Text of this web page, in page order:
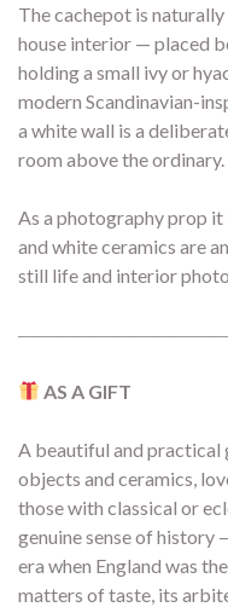
The cachepot is
house interior — placed
holding a small ivy or
modern Scandinavian-
a white wall is a
room above the ordinary.
As a photography prop
and white ceramics are
still life and interior
AS A GIFT
A beautiful and
objects and ceramics,
those with classical or
genuine sense of history
era when England was
matters of taste, its